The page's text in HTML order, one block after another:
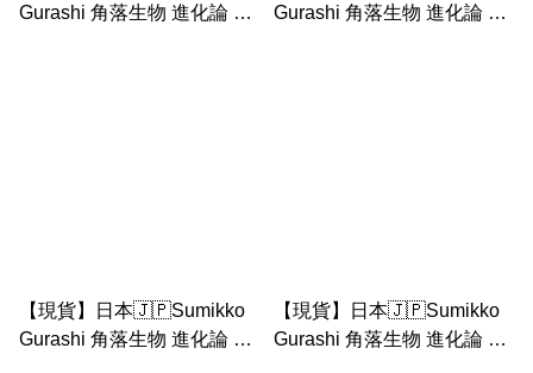
Gurashi 角落生物 進化論 炸
Gurashi 角落生物 進化論 恐
【現貨】日本🇯🇵Sumikko
Gurashi 角落生物 進化論 炸
【現貨】日本🇯🇵Sumikko
Gurashi 角落生物 進化論 恐